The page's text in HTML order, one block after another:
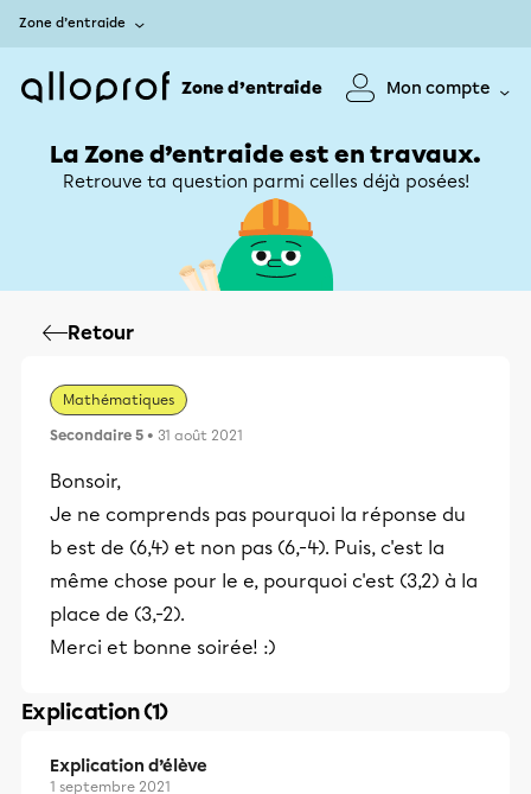
Zone d’entraide
Zone d’entraide Mon compte
La Zone d’entraide est en travaux.
Retrouve ta question parmi celles déjà posées!
Retour
Mathématiques
Secondaire 5 • 31 août 2021
Bonsoir,
Je ne comprends pas pourquoi la réponse du
b est de (6,4) et non pas (6,-4). Puis, c'est la
même chose pour le e, pourquoi c'est (3,2) à la
place de (3,-2).
Merci et bonne soirée! :)
Explication (1)
Explication d’élève
1 septembre 2021